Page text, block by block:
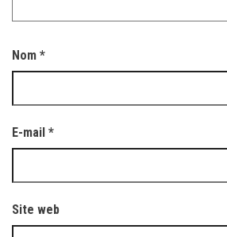
Nom *
E-mail *
Site web